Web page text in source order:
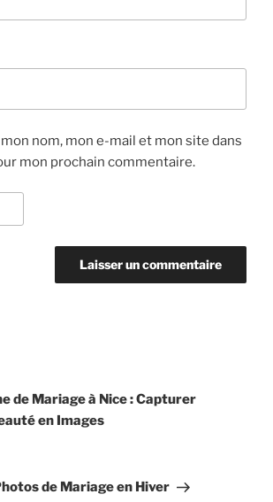
nom, mon e-mail et mon site dans
mon prochain commentaire.
de Mariage à Nice : Capturer
en Images
de Mariage en Hiver